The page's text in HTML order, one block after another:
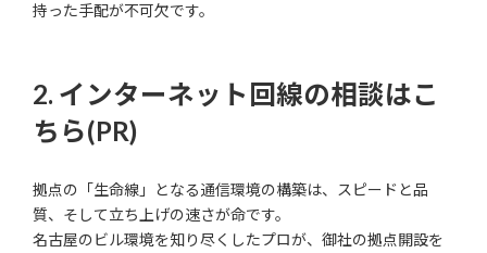
持った手配が不可欠です。
2. インターネット回線の相談はこ
ちら(PR)
拠点の「生命線」となる通信環境の構築は、スピードと品
質、そして立ち上げの速さが命です。
名古屋のビル環境を知り尽くしたプロが、御社の拠点開設を